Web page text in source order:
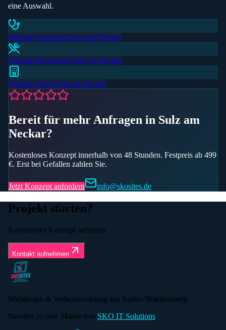
eine Auswahl.
Website Arztpraxis Sulz am Neckar
Website Restaurant Sulz am Neckar
Website Hotel Sulz am Neckar
Bereit für mehr Anfragen in Sulz am
Neckar?
Kostenloses Konzept innerhalb von 48 Stunden. Festpreis ab 499
€. Erst bei Gefallen zahlen Sie.
Jetzt Konzept anfordern info@skosites.de
Projekt starten?
Kostenloses Konzept anfragen
Kontakt aufnehmen
Webdesign & Webentwicklung aus Baden-Württemberg
Skosites ist eine Marke von SKO IT Solutions.